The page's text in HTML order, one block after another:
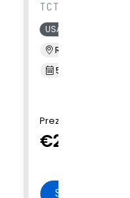
TCT7
USATO
Renord
5/2024
Prezzo Renord
€24.890
SCHEDA